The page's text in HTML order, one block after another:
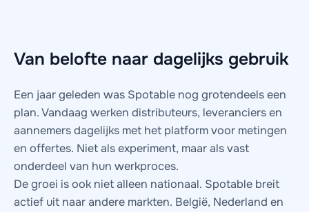
Van belofte naar dagelijks gebruik
Een jaar geleden was Spotable nog grotendeels een
plan. Vandaag werken distributeurs, leveranciers en
aannemers dagelijks met het platform voor metingen
en offertes. Niet als experiment, maar als vast
onderdeel van hun werkproces.
De groei is ook niet alleen nationaal. Spotable breit
actief uit naar andere markten. België, Nederland en